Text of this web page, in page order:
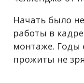
Начать было
работы в
монтаже. Годы
прожиты не